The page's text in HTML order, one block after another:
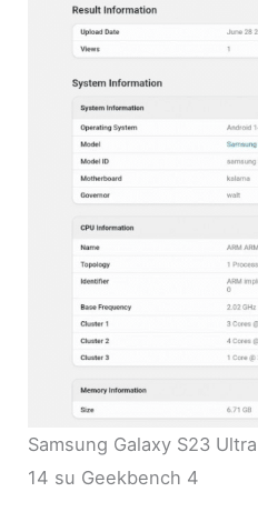
Samsung Galaxy S23
14 su Geekbench 4